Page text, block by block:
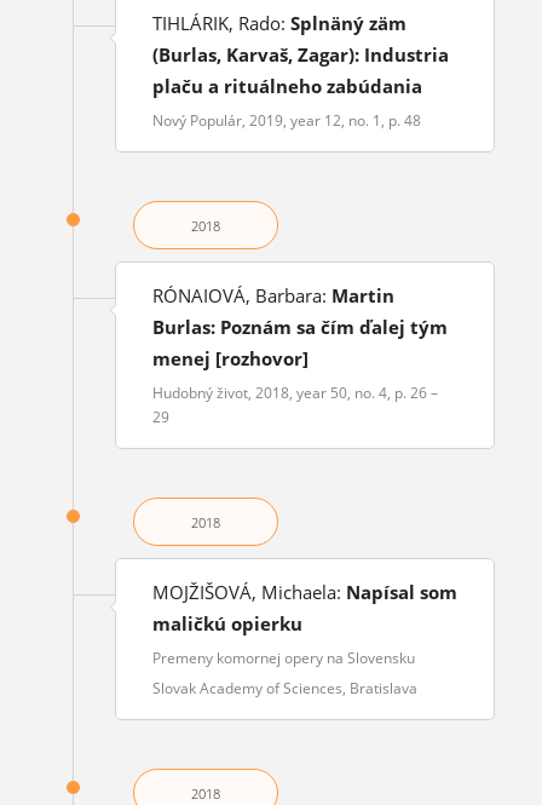
TIHLÁRIK, Rado: Splnäný zäm
(Burlas, Karvaš, Zagar): Industria
plaču a rituálneho zabúdania
Nový Populár, 2019, year 12, no. 1, p. 48
2018
RÓNAIOVÁ, Barbara: Martin
Burlas: Poznám sa čím ďalej tým
menej [rozhovor]
Hudobný život, 2018, year 50, no. 4, p. 26 –
29
2018
MOJŽIŠOVÁ, Michaela: Napísal som
maličkú opierku
Premeny komornej opery na Slovensku
Slovak Academy of Sciences, Bratislava
2018